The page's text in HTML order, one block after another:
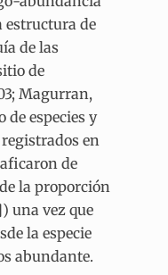
estructura de
de las
de
Magurran,
de especies y
en
de
la proporción
una vez que
la especie
abundante.